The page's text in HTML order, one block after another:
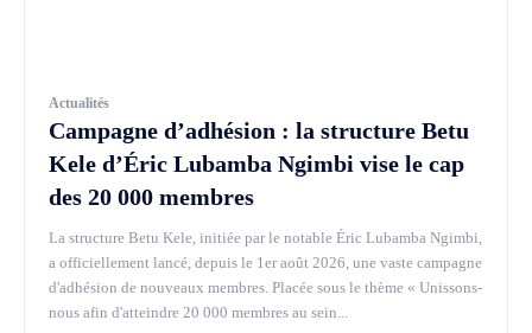
Actualités
Campagne d’adhésion : la structure Betu
Kele d’Éric Lubamba Ngimbi vise le cap
des 20 000 membres
La structure Betu Kele, initiée par le notable Éric Lubamba Ngimbi,
a officiellement lancé, depuis le 1er août 2026, une vaste campagne
d'adhésion de nouveaux membres. Placée sous le thème « Unissons-
nous afin d'atteindre 20 000 membres au sein...